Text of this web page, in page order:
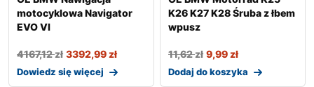
motocyklowa Navigator
EVO VI
4167,12zł 3392,99zł
Dowiedz się więcej
K26 K27 K28 Śruba z łbem
wpusz
11,62zł 9,99zł
Dodaj do koszyka